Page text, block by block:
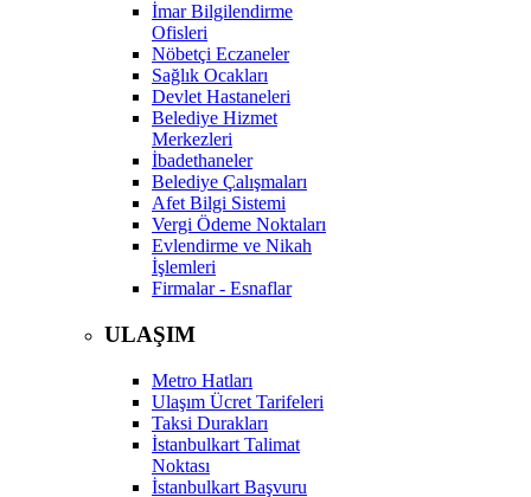
İmar Bilgilendirme
Ofisleri
Nöbetçi Eczaneler
Sağlık Ocakları
Devlet Hastaneleri
Belediye Hizmet
Merkezleri
İbadethaneler
Belediye Çalışmaları
Afet Bilgi Sistemi
Vergi Ödeme Noktaları
Evlendirme ve Nikah
İşlemleri
Firmalar - Esnaflar
ULAŞIM
Metro Hatları
Ulaşım Ücret Tarifeleri
Taksi Durakları
İstanbulkart Talimat
Noktası
İstanbulkart Başvuru